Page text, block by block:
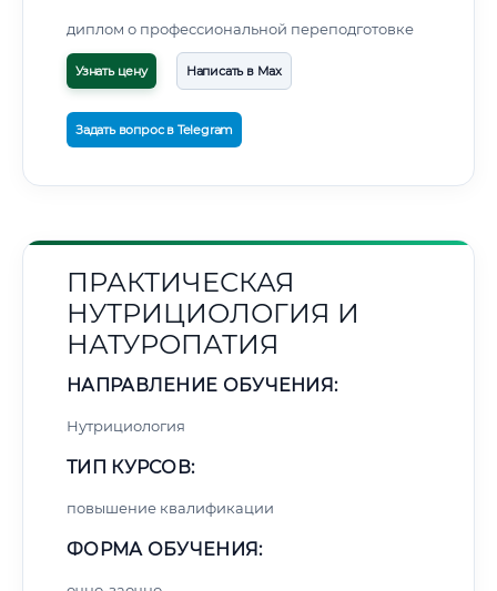
диплом о профессиональной переподготовке
Узнать цену Написать в Max
Задать вопрос в Telegram
ПРАКТИЧЕСКАЯ
НУТРИЦИОЛОГИЯ И
НАТУРОПАТИЯ
НАПРАВЛЕНИЕ ОБУЧЕНИЯ:
Нутрициология
ТИП КУРСОВ:
повышение квалификации
ФОРМА ОБУЧЕНИЯ: